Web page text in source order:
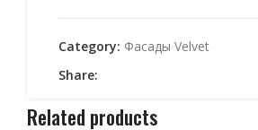
Category: Фасады Velvet
Share:
Related products